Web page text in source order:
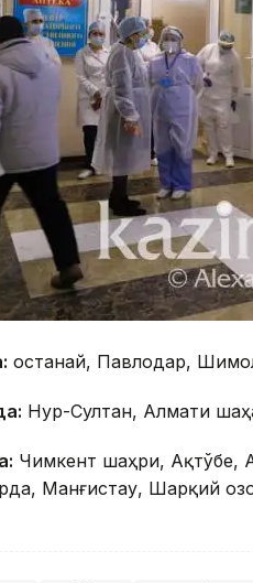
Қостанай, Павлодар,
Нур-Султан, Алмати
Чимкент шаҳри, Ақтўбе,
Манғистау, Шарқий